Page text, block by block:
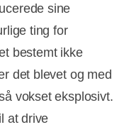
sine
ting for
bestemt ikke
det blevet og med
vokset eksplosivt.
at drive